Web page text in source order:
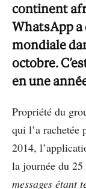
continent
WhatsApp a
mondiale
octobre.
en une
Propriété du
qui l’a rachetée
2014,
la journée du
messages étant